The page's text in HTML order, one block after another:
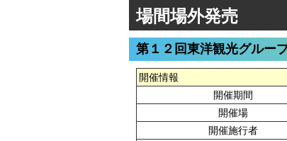
場間場外発売
第１２回東洋観光グルー
開催情報
開催期間
開催場
開催施行者